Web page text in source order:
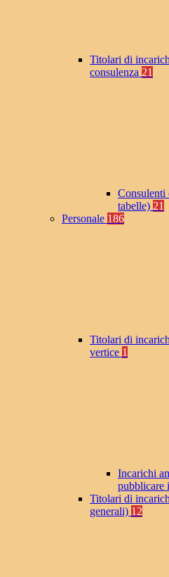
Titolari di
consulenza 21
Consulenti
tabelle) 21
Personale 186
Titolari di
vertice 1
Incarichi
pubblicare
Titolari di
generali) 12